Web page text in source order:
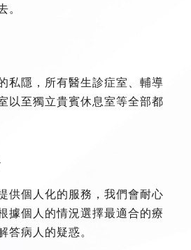
。
私隱，所有醫生診症室、輔導
以至獨立貴賓休息室等全部都
供個人化的服務，我們會耐心
據個人的情況選擇最適合的療
答病人的疑惑。